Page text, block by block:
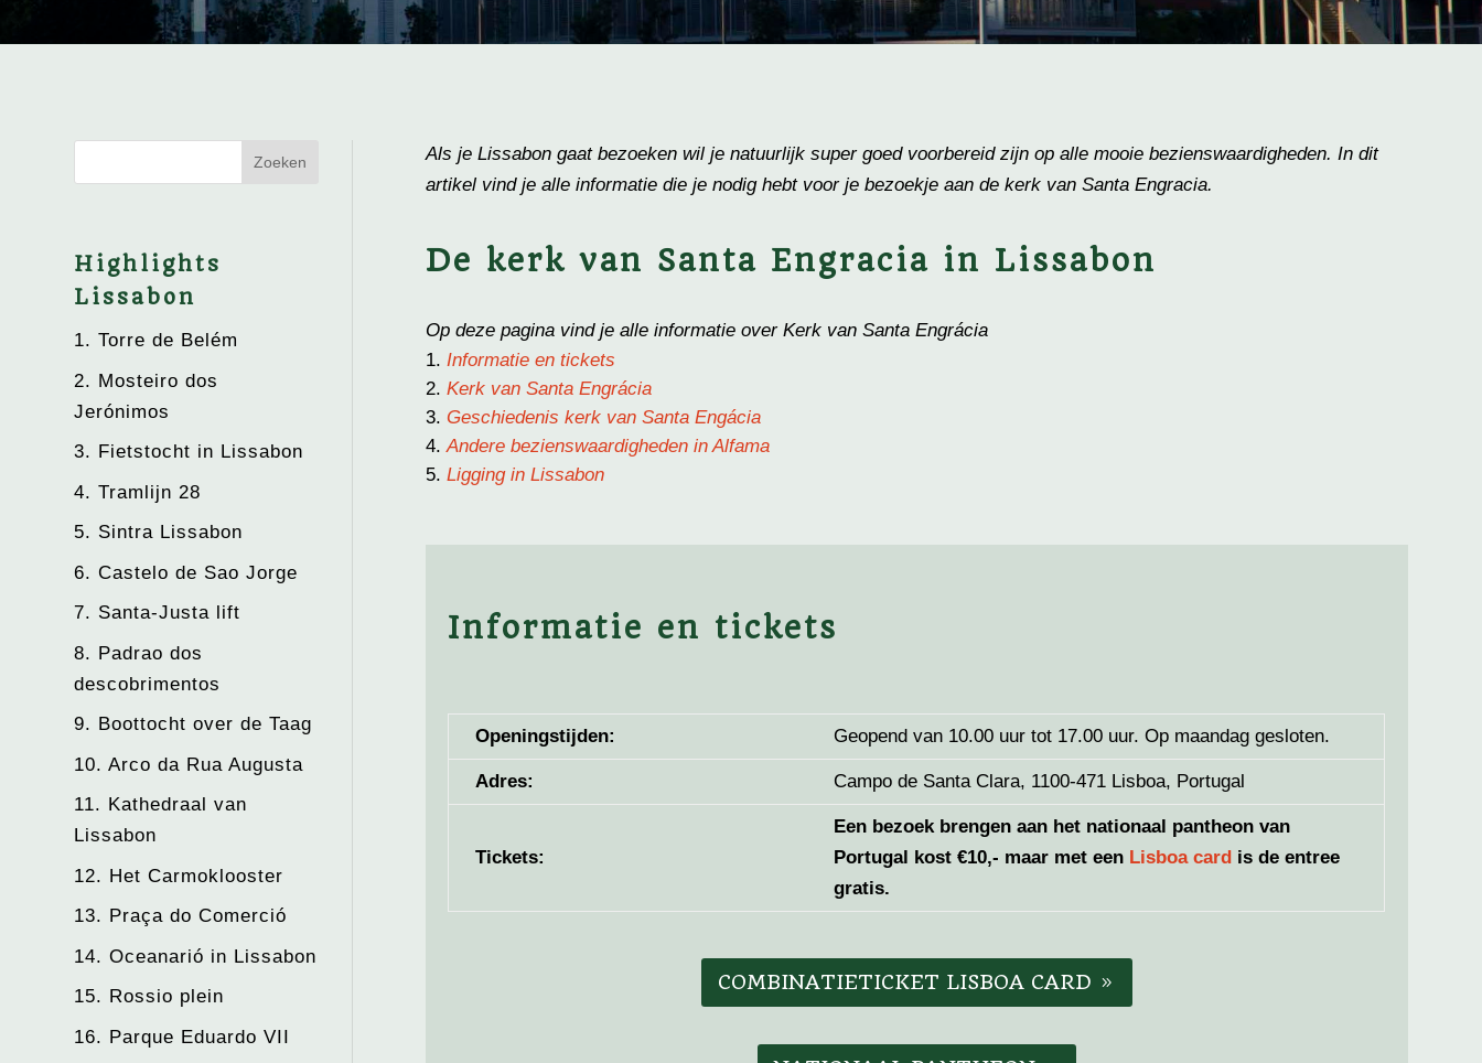
Highlights
Lissabon
1. Torre de Belém
2. Mosteiro dos
Jerónimos
3. Fietstocht in Lissabon
4. Tramlijn 28
5. Sintra Lissabon
6. Castelo de Sao Jorge
7. Santa-Justa lift
8. Padrao dos
descobrimentos
9. Boottocht over de Taag
10. Arco da Rua Augusta
11. Kathedraal van
Lissabon
12. Het Carmoklooster
13. Praça do Comerció
14. Oceanarió in Lissabon
15. Rossio plein
16. Parque Eduardo VII
Als je Lissabon gaat bezoeken wil je natuurlijk super goed voorbereid zijn op alle mooie bezienswaardigheden. In dit
artikel vind je alle informatie die je nodig hebt voor je bezoekje aan de kerk van Santa Engracia.
De kerk van Santa Engracia in Lissabon
Op deze pagina vind je alle informatie over Kerk van Santa Engrácia
Informatie en tickets
Kerk van Santa Engrácia
Geschiedenis kerk vanSanta Engácia
Andere bezienswaardigheden in Alfama
Ligging in Lissabon
Informatie en tickets
Openingstijden: Geopend van 10.00 uur tot 17.00 uur. Op maandag gesloten.
Adres: Campo de Santa Clara, 1100-471 Lisboa, Portugal
Tickets:
Een bezoek brengen aan het nationaal pantheon van
Portugal kost €10,- maar met een Lisboa card is de entree
gratis.
COMBINATIETICKET LISBOA CARD